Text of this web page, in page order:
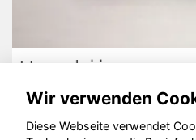
Peugeot 3008
Wir verwenden
Diese Webseite verwendet